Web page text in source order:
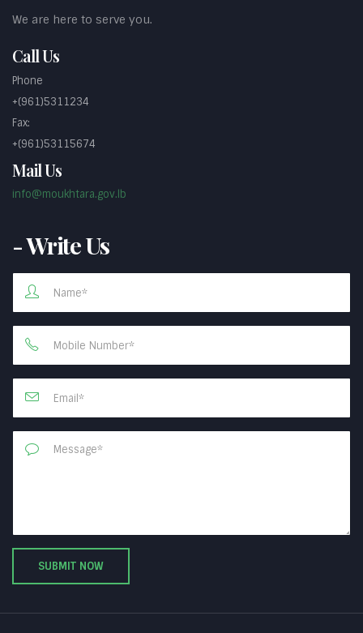
We are here to serve you.
Call Us
Phone
+(961)5311234
Fax:
+(961)53115674
Mail Us
info@moukhtara.gov.lb
- Write Us